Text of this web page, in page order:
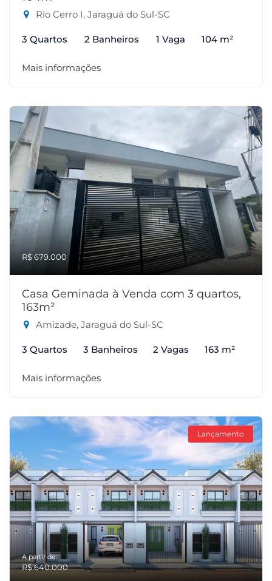
Rio Cerro I, Jaraguá do Sul-SC
3 Quartos 2 Banheiros 1 Vaga 104 m²
Mais informações
R$ 679.000
Casa Geminada à Venda com 3 quartos,
163m²
Amizade, Jaraguá do Sul-SC
3 Quartos 3 Banheiros 2 Vagas 163 m²
Mais informações
Lançamento
A partir de:
R$ 640.000